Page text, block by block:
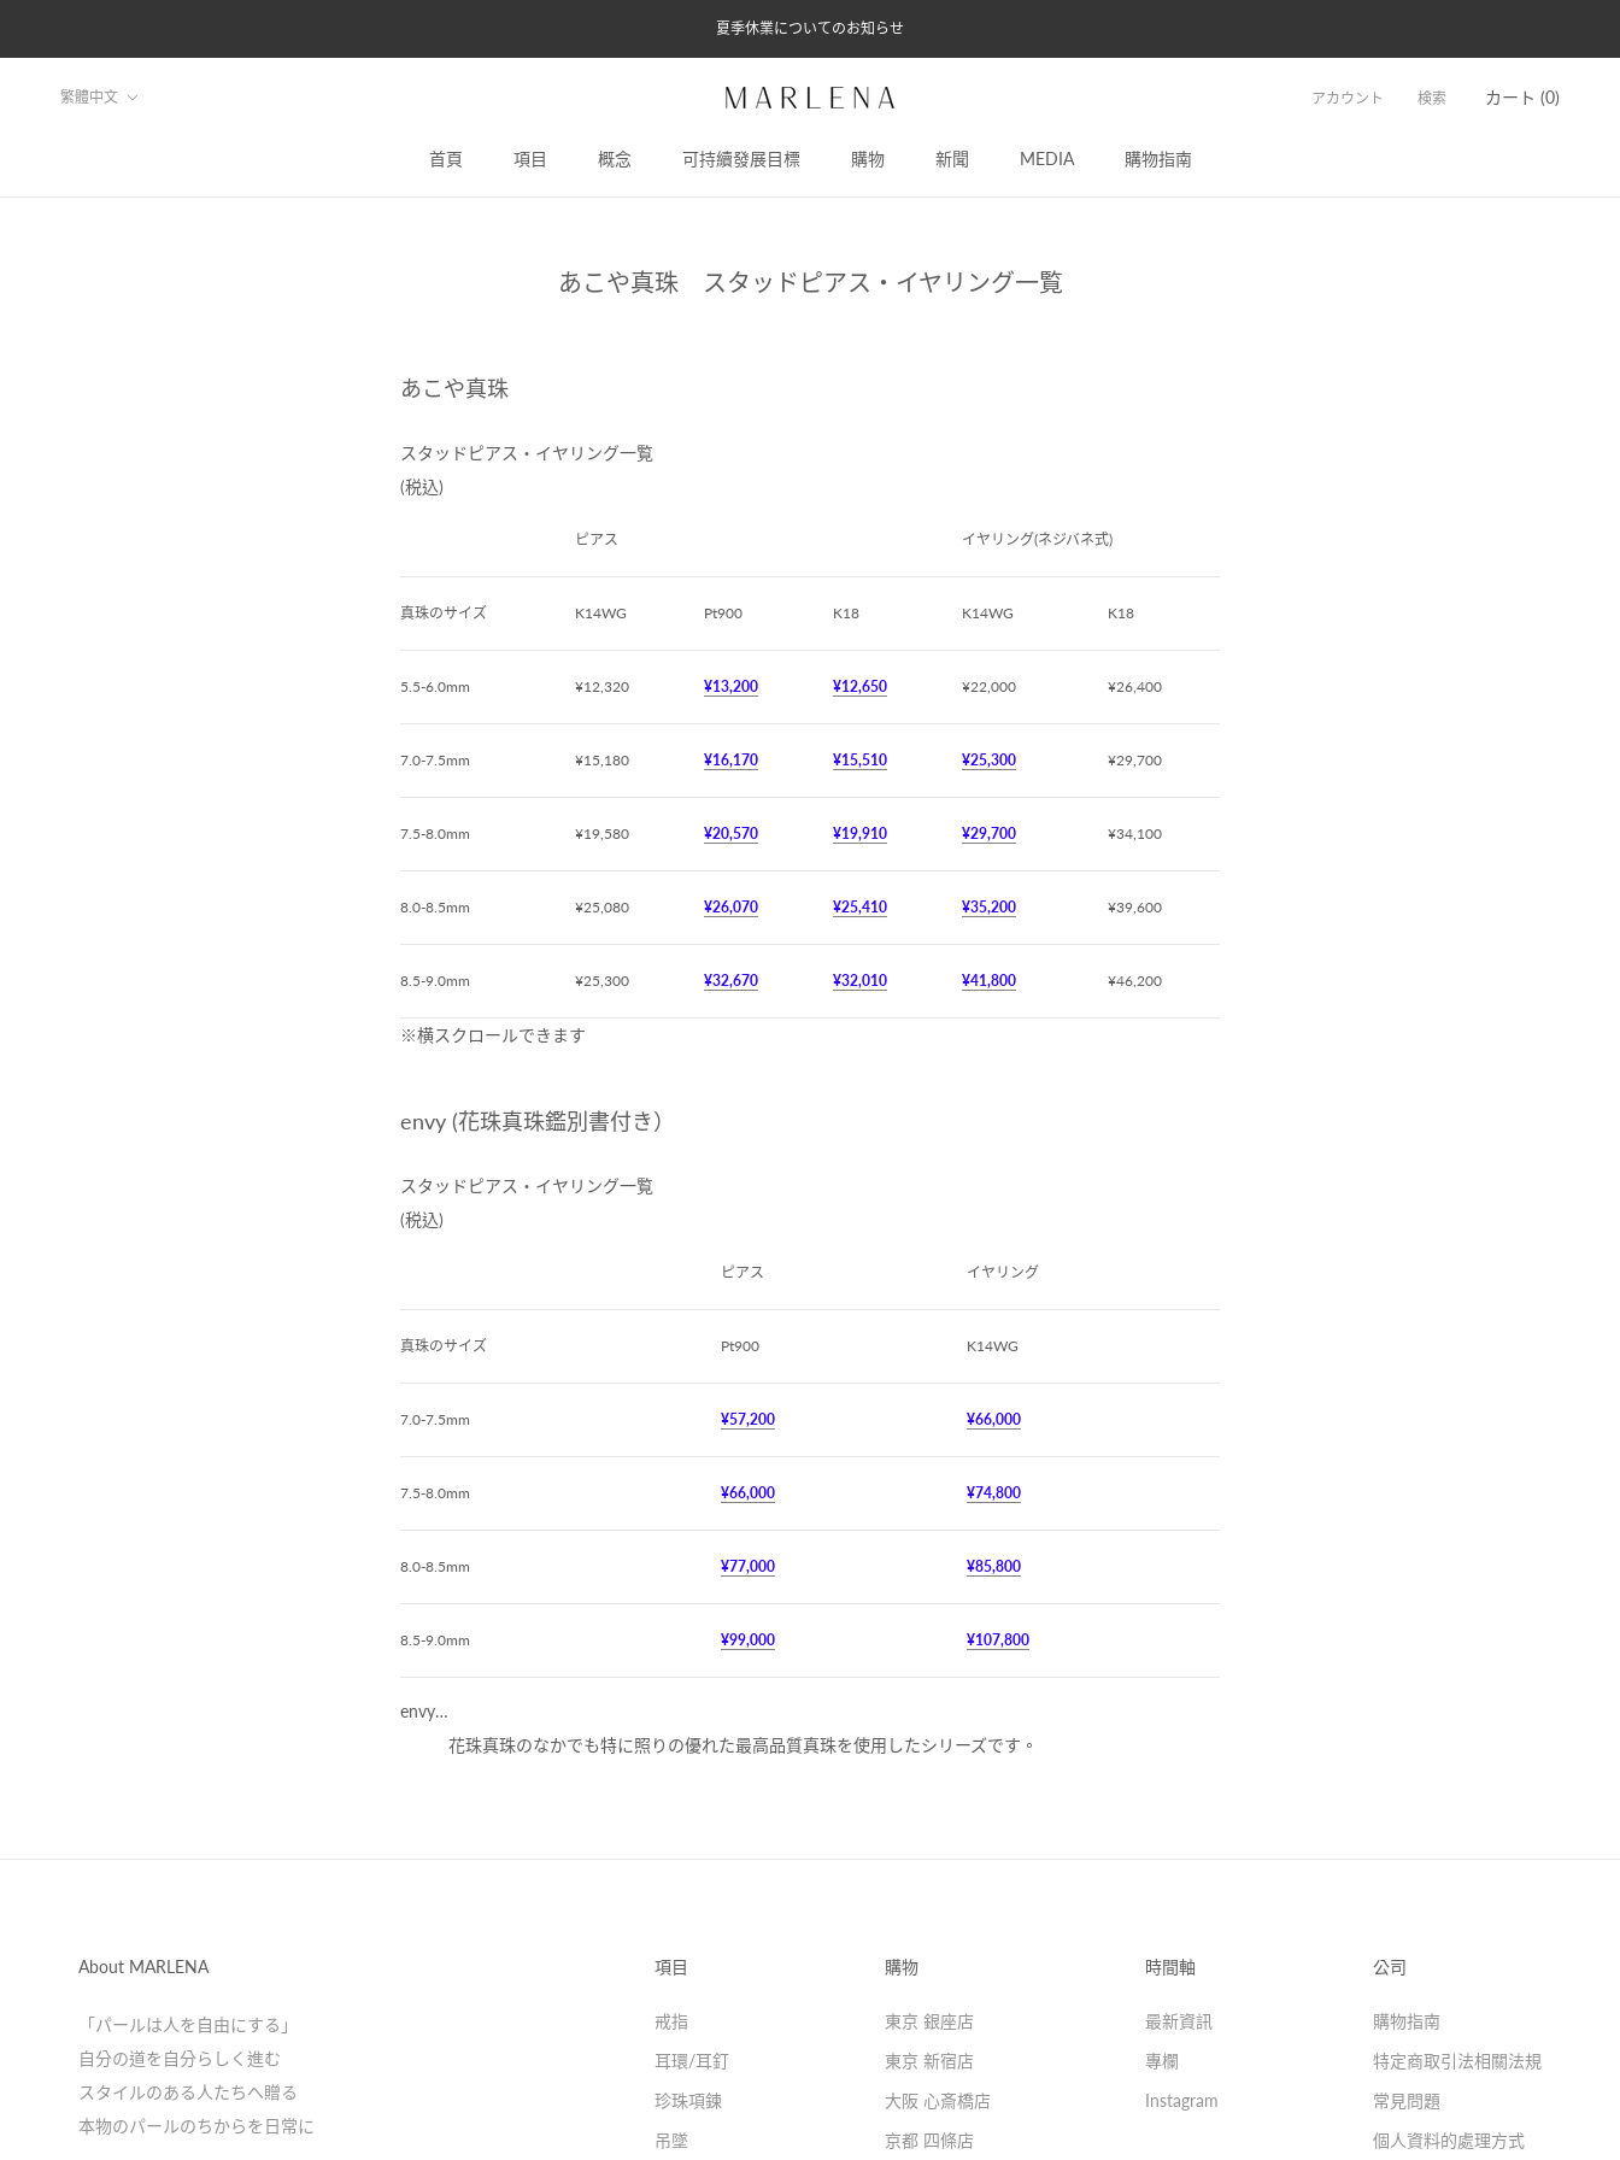
夏季休業についてのお知らせ
首頁
項目
概念
可持續發展目標
購物
新聞
MEDIA
購物指南
言
繁體中文 アカウント 検索 カート (0)
あこや真珠 スタッドピアス・イヤリング一覧
あこや真珠
スタッドピアス・イヤリング一覧
(税込)
ピアス イヤリング(ネジバネ式)
真珠のサイズ K14WG Pt900 K18 K14WG K18
5.5-6.0mm ¥12,320 ¥13,200 ¥12,650 ¥22,000 ¥26,400
7.0-7.5mm ¥15,180 ¥16,170 ¥15,510 ¥25,300 ¥29,700
7.5-8.0mm ¥19,580 ¥20,570 ¥19,910 ¥29,700 ¥34,100
8.0-8.5mm ¥25,080 ¥26,070 ¥25,410 ¥35,200 ¥39,600
8.5-9.0mm ¥25,300 ¥32,670 ¥32,010 ¥41,800 ¥46,200
※横スクロールできます
envy (花珠真珠鑑別書付き）
スタッドピアス・イヤリング一覧
(税込)
ピアス イヤリング
真珠のサイズ Pt900 K14WG
7.0-7.5mm ¥57,200 ¥66,000
7.5-8.0mm ¥66,000 ¥74,800
8.0-8.5mm ¥77,000 ¥85,800
8.5-9.0mm ¥99,000 ¥107,800
envy…
花珠真珠のなかでも特に照りの優れた最高品質真珠を使用したシリーズです。
About MARLENA
「パールは人を自由にする」
自分の道を自分らしく進む
スタイルのある人たちへ贈る
本物のパールのちからを日常に
項目
戒指
耳環/耳釘
珍珠項鍊
吊墜
購物
東京 銀座店
東京 新宿店
大阪 心斎橋店
京都 四條店
時間軸
最新資訊
專欄
Instagram
公司
購物指南
特定商取引法相關法規
常見問題
個人資料的處理方式